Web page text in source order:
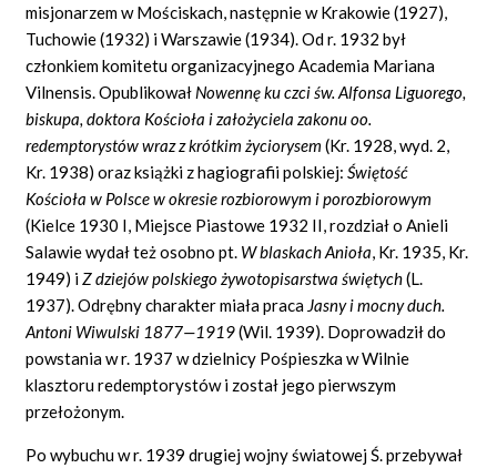
misjonarzem w Mościskach, następnie w Krakowie (1927),
Tuchowie (1932) i Warszawie (1934). Od r. 1932 był
członkiem komitetu organizacyjnego Academia Mariana
Vilnensis. Opublikował Nowennęku czciśw. Alfonsa Liguorego,
biskupa, doktora Kościoła i założyciela zakonu oo.
redemptorystów wraz z krótkimżyciorysem(Kr. 1928, wyd. 2,
Kr. 1938) oraz książki z hagiografii polskiej:Świętość
Kościoła w Polsce w okresie rozbiorowym i porozbiorowym
(Kielce 1930 I, Miejsce Piastowe 1932 II, rozdział o Anieli
Salawie wydał też osobno pt. W blaskach Anioła, Kr. 1935, Kr.
1949) iZ dziejów polskiegożywotopisarstwaświętych(L.
1937). Odrębny charakter miała praca Jasny i mocny duch.
Antoni Wiwulski 1877—1919(Wil. 1939). Doprowadził do
powstania w r. 1937 w dzielnicy Pośpieszka w Wilnie
klasztoru redemptorystów i został jego pierwszym
przełożonym.
Po wybuchu w r. 1939 drugiej wojny światowej Ś. przebywał